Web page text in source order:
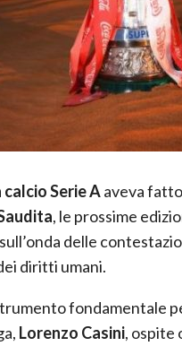
calcio Serie Aaveva
, le prossime
delle
diritti umani.
fondamentale
Lorenzo Casini, ospite